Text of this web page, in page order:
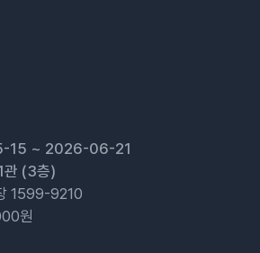
15 ~ 2026-06-21
관 (3층)
1599-9210
원